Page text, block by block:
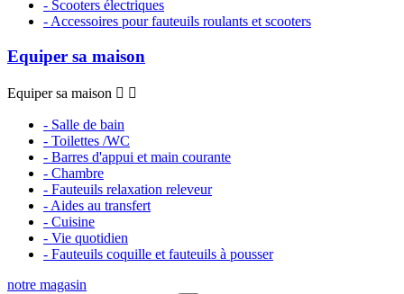
- Scooters électriques
- Accessoires pour fauteuils roulants et scooters
Equiper sa maison
Equiper sa maison  
- Salle de bain
- Toilettes /WC
- Barres d'appui et main courante
- Chambre
- Fauteuils relaxation releveur
- Aides au transfert
- Cuisine
- Vie quotidien
- Fauteuils coquille et fauteuils à pousser
notre magasin